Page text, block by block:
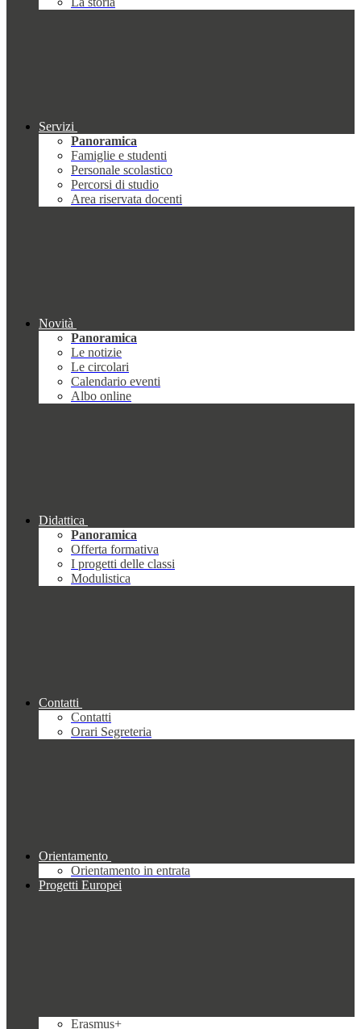
Servizi
Panoramica
Famiglie e studenti
Personale scolastico
Percorsi di studio
Area riservata docenti
Novità
Panoramica
Le notizie
Le circolari
Calendario eventi
Albo online
Didattica
Panoramica
Offerta formativa
I progetti delle classi
Modulistica
Contatti
Contatti
Orari Segreteria
Orientamento
Orientamento in entrata
Progetti Europei
Erasmus+